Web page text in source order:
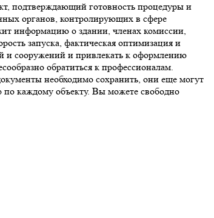
подтверждающий готовность процедуры и
органов, контролирующих в сфере
информацию о здании, членах комиссии,
запуска, фактическая оптимизация и
и сооружений и привлекать к оформлению
обратиться к профессионалам.
необходимо сохранить, они еще могут
по каждому объекту. Вы можете свободно